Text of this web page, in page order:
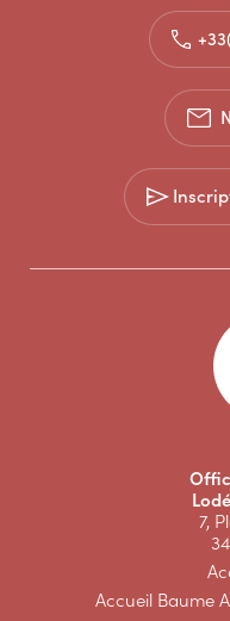
7,
Accueil Baume